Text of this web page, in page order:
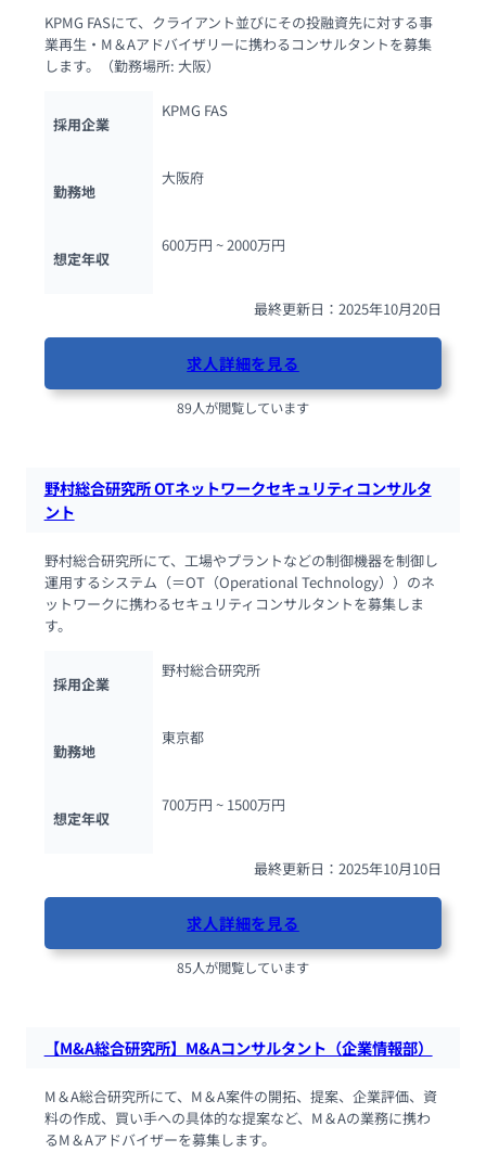
KPMG FASにて、クライアント並びにその投融資先に対する事
業再生・M＆Aアドバイザリーに携わるコンサルタントを募集
します。（勤務場所: 大阪）
採用企業
KPMG FAS
勤務地
大阪府
想定年収
600万円 ~ 2000万円
最終更新日：2025年10月20日
求人詳細を見る
89人が閲覧しています
野村総合研究所 OTネットワークセキュリティコンサルタ
ント
野村総合研究所にて、工場やプラントなどの制御機器を制御し
運用するシステム（＝OT（Operational Technology））のネ
ットワークに携わるセキュリティコンサルタントを募集しま
す。
採用企業
野村総合研究所
勤務地
東京都
想定年収
700万円 ~ 1500万円
最終更新日：2025年10月10日
求人詳細を見る
85人が閲覧しています
【M&A総合研究所】M&Aコンサルタント（企業情報部）
M＆A総合研究所にて、M＆A案件の開拓、提案、企業評価、資
料の作成、買い手への具体的な提案など、M＆Aの業務に携わ
るM＆Aアドバイザーを募集します。